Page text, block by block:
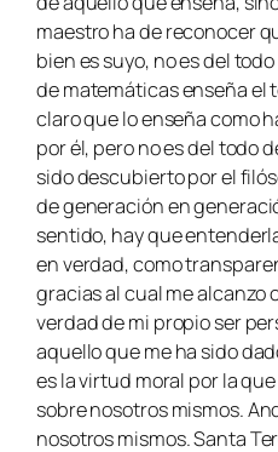
maestro ha de reconocer
bien es suyo, no es del
de matemáticas enseña el
claro que lo enseña como
por él, pero no es del todo
sido descubierto por el
de generación en
sentido, hay que
en verdad, como
gracias al cual me alcanzo
verdad de mi propio ser
aquello que me ha sido
es la virtud moral por la
sobre nosotros mismos.
nosotros mismos. Santa